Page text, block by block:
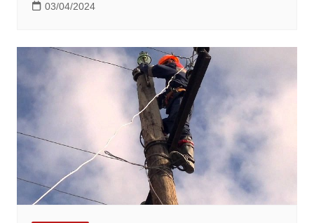
03/04/2024